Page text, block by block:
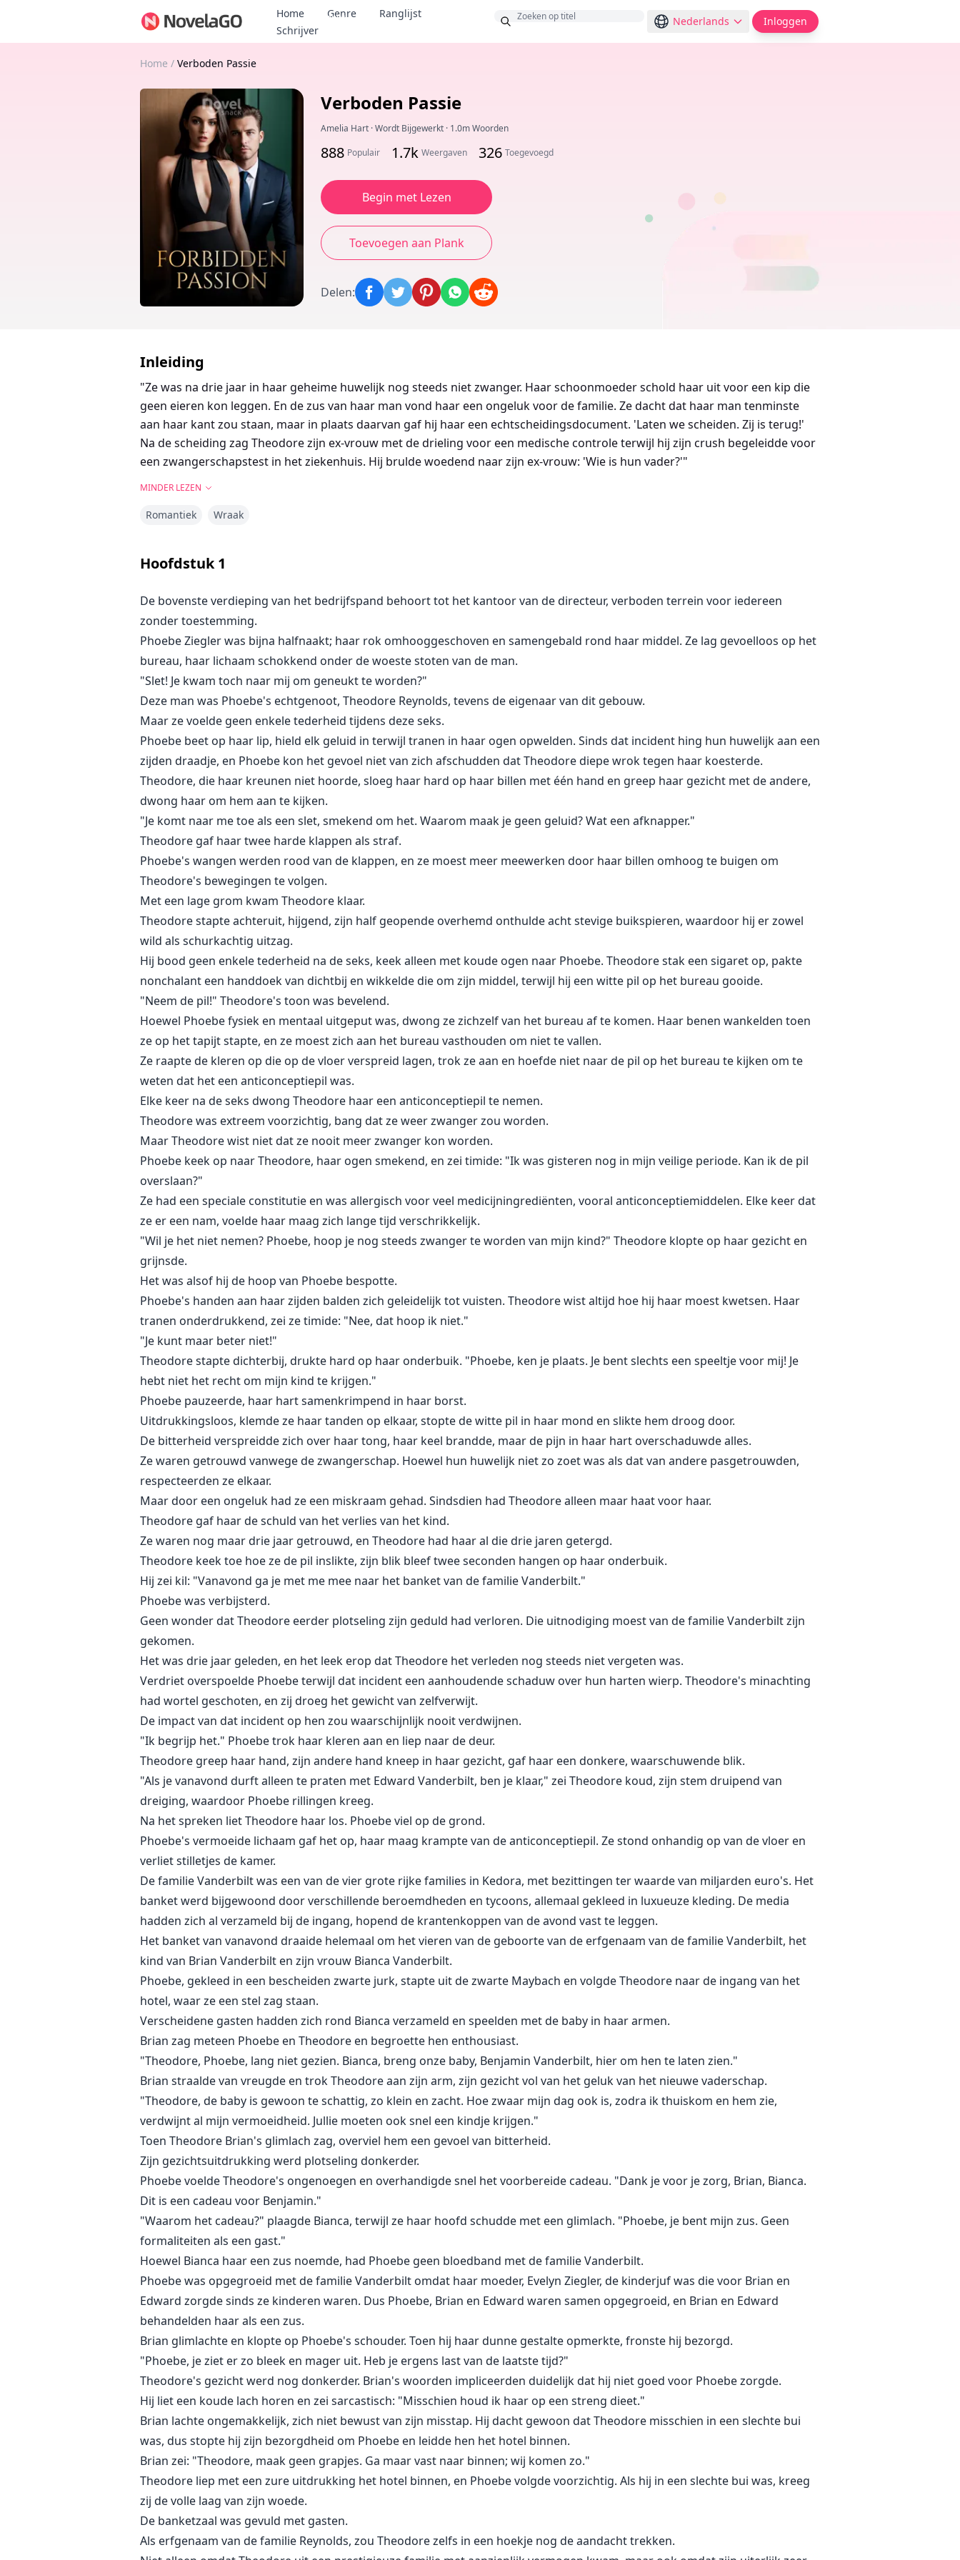
Home Genre
Ranglijst
Schrijver
Bonus Nederlands Inloggen
Home / Verboden Passie
Verboden Passie
Amelia Hart ·Wordt Bijgewerkt · 1.0m Woorden
888 Populair 1.7k Weergaven 326 Toegevoegd
Begin met Lezen
Toevoegen aan Plank
Delen:
Inleiding
"Ze was na drie jaar in haar geheime huwelijk nog steeds niet zwanger. Haar schoonmoeder schold haar uit voor een kip die
geen eieren kon leggen. En de zus van haar man vond haar een ongeluk voor de familie. Ze dacht dat haar man tenminste
aan haar kant zou staan, maar in plaats daarvan gaf hij haar een echtscheidingsdocument. 'Laten we scheiden. Zij is terug!'
Na de scheiding zag Theodore zijn ex-vrouw met de drieling voor een medische controle terwijl hij zijn crush begeleidde voor
een zwangerschapstest in het ziekenhuis. Hij brulde woedend naar zijn ex-vrouw: 'Wie is hun vader?'"
MINDER LEZEN
Romantiek Wraak
Hoofdstuk1
De bovenste verdieping van het bedrijfspand behoort tot het kantoor van de directeur, verboden terrein voor iedereen
zonder toestemming.
Phoebe Ziegler was bijna halfnaakt; haar rok omhooggeschoven en samengebald rond haar middel. Ze lag gevoelloos op het
bureau, haar lichaam schokkend onder de woeste stoten van de man.
"Slet! Je kwam toch naar mij om geneukt te worden?"
Deze man was Phoebe's echtgenoot, Theodore Reynolds, tevens de eigenaar van dit gebouw.
Maar ze voelde geen enkele tederheid tijdens deze seks.
Phoebe beet op haar lip, hield elk geluid in terwijl tranen in haar ogen opwelden. Sinds dat incident hing hun huwelijk aan een
zijden draadje, en Phoebe kon het gevoel niet van zich afschudden dat Theodore diepe wrok tegen haar koesterde.
Theodore, die haar kreunen niet hoorde, sloeg haar hard op haar billen met één hand en greep haar gezicht met de andere,
dwong haar om hem aan te kijken.
"Je komt naar me toe als een slet, smekend om het. Waarom maak je geen geluid? Wat een afknapper."
Theodore gaf haar twee harde klappen als straf.
Phoebe's wangen werden rood van de klappen, en ze moest meer meewerken door haar billen omhoog te buigen om
Theodore's bewegingen te volgen.
Met een lage grom kwam Theodore klaar.
Theodore stapte achteruit, hijgend, zijn half geopende overhemd onthulde acht stevige buikspieren, waardoor hij er zowel
wild als schurkachtig uitzag.
Hij bood geen enkele tederheid na de seks, keek alleen met koude ogen naar Phoebe. Theodore stak een sigaret op, pakte
nonchalant een handdoek van dichtbij en wikkelde die om zijn middel, terwijl hij een witte pil op het bureau gooide.
"Neem de pil!" Theodore's toon was bevelend.
Hoewel Phoebe fysiek en mentaal uitgeput was, dwong ze zichzelf van het bureau af te komen. Haar benen wankelden toen
ze op het tapijt stapte, en ze moest zich aan het bureau vasthouden om niet te vallen.
Ze raapte de kleren op die op de vloer verspreid lagen, trok ze aan en hoefde niet naar de pil op het bureau te kijken om te
weten dat het een anticonceptiepil was.
Elke keer na de seks dwong Theodore haar een anticonceptiepil te nemen.
Theodore was extreem voorzichtig, bang dat ze weer zwanger zou worden.
Maar Theodore wist niet dat ze nooit meer zwanger kon worden.
Phoebe keek op naar Theodore, haar ogen smekend, en zei timide: "Ik was gisteren nog in mijn veilige periode. Kan ik de pil
overslaan?"
Ze had een speciale constitutie en was allergisch voor veel medicijningrediënten, vooral anticonceptiemiddelen. Elke keer dat
ze er een nam, voelde haar maag zich lange tijd verschrikkelijk.
"Wil je het niet nemen? Phoebe, hoop je nog steeds zwanger te worden van mijn kind?" Theodore klopte op haar gezicht en
grijnsde.
Het was alsof hij de hoop van Phoebe bespotte.
Phoebe's handen aan haar zijden balden zich geleidelijk tot vuisten. Theodore wist altijd hoe hij haar moest kwetsen. Haar
tranen onderdrukkend, zei ze timide: "Nee, dat hoop ik niet."
"Je kunt maar beter niet!"
Theodore stapte dichterbij, drukte hard op haar onderbuik. "Phoebe, ken je plaats. Je bent slechts een speeltje voor mij! Je
hebt niet het recht om mijn kind te krijgen."
Phoebe pauzeerde, haar hart samenkrimpend in haar borst.
Uitdrukkingsloos, klemde ze haar tanden op elkaar, stopte de witte pil in haar mond en slikte hem droog door.
De bitterheid verspreidde zich over haar tong, haar keel brandde, maar de pijn in haar hart overschaduwde alles.
Ze waren getrouwd vanwege de zwangerschap. Hoewel hun huwelijk niet zo zoet was als dat van andere pasgetrouwden,
respecteerden ze elkaar.
Maar door een ongeluk had ze een miskraam gehad. Sindsdien had Theodore alleen maar haat voor haar.
Theodore gaf haar de schuld van het verlies van het kind.
Ze waren nog maar drie jaar getrouwd, en Theodore had haar al die drie jaren getergd.
Theodore keek toe hoe ze de pil inslikte, zijn blik bleef twee seconden hangen op haar onderbuik.
Hij zei kil: "Vanavond ga je met me mee naar het banket van de familie Vanderbilt."
Phoebe was verbijsterd.
Geen wonder dat Theodore eerder plotseling zijn geduld had verloren. Die uitnodiging moest van de familie Vanderbilt zijn
gekomen.
Het was drie jaar geleden, en het leek erop dat Theodore het verleden nog steeds niet vergeten was.
Verdriet overspoelde Phoebe terwijl dat incident een aanhoudende schaduw over hun harten wierp. Theodore's minachting
had wortel geschoten, en zij droeg het gewicht van zelfverwijt.
De impact van dat incident op hen zou waarschijnlijk nooit verdwijnen.
"Ik begrijp het." Phoebe trok haar kleren aan en liep naar de deur.
Theodore greep haar hand, zijn andere hand kneep in haar gezicht, gaf haar een donkere, waarschuwende blik.
"Als je vanavond durft alleen te praten met Edward Vanderbilt, ben je klaar," zei Theodore koud, zijn stem druipend van
dreiging, waardoor Phoebe rillingen kreeg.
Na het spreken liet Theodore haar los. Phoebe viel op de grond.
Phoebe's vermoeide lichaam gaf het op, haar maag krampte van de anticonceptiepil. Ze stond onhandig op van de vloer en
verliet stilletjes de kamer.
De familie Vanderbilt was een van de vier grote rijke families in Kedora, met bezittingen ter waarde van miljarden euro's. Het
banket werd bijgewoond door verschillende beroemdheden en tycoons, allemaal gekleed in luxueuze kleding. De media
hadden zich al verzameld bij de ingang, hopend de krantenkoppen van de avond vast te leggen.
Het banket van vanavond draaide helemaal om het vieren van de geboorte van de erfgenaam van de familie Vanderbilt, het
kind van Brian Vanderbilt en zijn vrouw Bianca Vanderbilt.
Phoebe, gekleed in een bescheiden zwarte jurk, stapte uit de zwarte Maybach en volgde Theodore naar de ingang van het
hotel, waar ze een stel zag staan.
Verscheidene gasten hadden zich rond Bianca verzameld en speelden met de baby in haar armen.
Brian zag meteen Phoebe en Theodore en begroette hen enthousiast.
"Theodore, Phoebe, lang niet gezien. Bianca, breng onze baby, Benjamin Vanderbilt, hier om hen te laten zien."
Brian straalde van vreugde en trok Theodore aan zijn arm, zijn gezicht vol van het geluk van het nieuwe vaderschap.
"Theodore, de baby is gewoon te schattig, zo klein en zacht. Hoe zwaar mijn dag ook is, zodra ik thuiskom en hem zie,
verdwijnt al mijn vermoeidheid. Jullie moeten ook snel een kindje krijgen."
Toen Theodore Brian's glimlach zag, overviel hem een gevoel van bitterheid.
Zijn gezichtsuitdrukking werd plotseling donkerder.
Phoebe voelde Theodore's ongenoegen en overhandigde snel het voorbereide cadeau. "Dank je voor je zorg, Brian, Bianca.
Dit is een cadeau voor Benjamin."
"Waarom het cadeau?" plaagde Bianca, terwijl ze haar hoofd schudde met een glimlach. "Phoebe, je bent mijn zus. Geen
formaliteiten als een gast."
Hoewel Bianca haar een zus noemde, had Phoebe geen bloedband met de familie Vanderbilt.
Phoebe was opgegroeid met de familie Vanderbilt omdat haar moeder, Evelyn Ziegler, de kinderjuf was die voor Brian en
Edward zorgde sinds ze kinderen waren. Dus Phoebe, Brian en Edward waren samen opgegroeid, en Brian en Edward
behandelden haar als een zus.
Brian glimlachte en klopte op Phoebe's schouder. Toen hij haar dunne gestalte opmerkte, fronste hij bezorgd.
"Phoebe, je ziet er zo bleek en mager uit. Heb je ergens last van de laatste tijd?"
Theodore's gezicht werd nog donkerder. Brian's woorden impliceerden duidelijk dat hij niet goed voor Phoebe zorgde.
Hij liet een koude lach horen en zei sarcastisch: "Misschien houd ik haar op een streng dieet."
Brian lachte ongemakkelijk, zich niet bewust van zijn misstap. Hij dacht gewoon dat Theodore misschien in een slechte bui
was, dus stopte hij zijn bezorgdheid om Phoebe en leidde hen het hotel binnen.
Brian zei: "Theodore, maak geen grapjes. Ga maar vast naar binnen; wij komen zo."
Theodore liep met een zure uitdrukking het hotel binnen, en Phoebe volgde voorzichtig. Als hij in een slechte bui was, kreeg
zij de volle laag van zijn woede.
De banketzaal was gevuld met gasten.
Als erfgenaam van de familie Reynolds, zou Theodore zelfs in een hoekje nog de aandacht trekken.